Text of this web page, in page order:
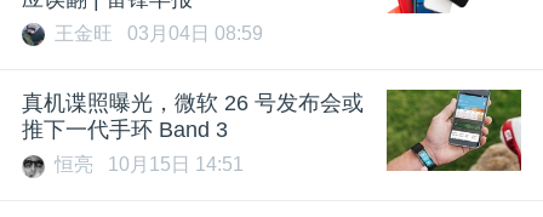
王金旺 03月04日 08:59
真机谍照曝光，微软 26 号发布会或
推下一代手环 Band 3
恒亮 10月15日 14:51